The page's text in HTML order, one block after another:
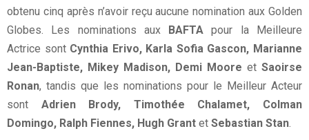
obtenu cinq après n’avoir reçu aucune nomination aux Golden
Globes. Les nominations aux BAFTA pour la Meilleure
Actrice sont Cynthia Erivo, Karla Sofia Gascon, Marianne
Jean-Baptiste, Mikey Madison, Demi Moore et Saoirse
Ronan, tandis que les nominations pour le Meilleur Acteur
sont Adrien Brody, Timothée Chalamet, Colman
Domingo, Ralph Fiennes, Hugh Grant et Sebastian Stan.